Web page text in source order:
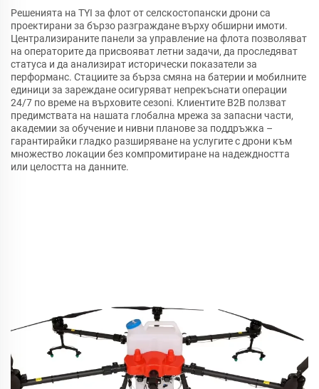
Решенията на TYI за флот от селскостопански дрони са
проектирани за бързо разграждане върху обширни имоти.
Централизираните панели за управление на флота позволяват
на операторите да присвояват летни задачи, да проследяват
статуса и да анализират исторически показатели за
перформанс. Стациите за бърза смяна на батерии и мобилните
единици за зареждане осигуряват непрекъснати операции
24/7 по време на върховите сезoni. Клиентите B2B ползват
предимствата на нашата глобална мрежа за запасни части,
академии за обучение и нивни планове за поддръжка –
гарантирайки гладко разширяване на услугите с дрони към
множество локации без компромитиране на надеждността
или целостта на данните.